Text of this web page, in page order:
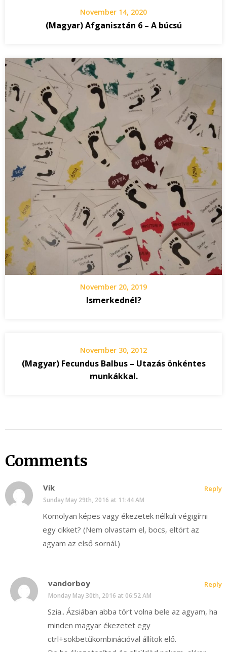
November 14, 2020
(Magyar) Afganisztán 6 – A búcsú
November 20, 2019
Ismerkednél?
November 30, 2012
(Magyar) Fecundus Balbus – Utazás önkéntes
munkákkal.
Comments
Vik
Sunday May 29th, 2016 at 11:44 AM
Komolyan képes vagy ékezetek nélküli végigírni
egy cikket? (Nem olvastam el, bocs, eltört az
agyam az első sornál.)
Reply
vandorboy
Monday May 30th, 2016 at 06:52 AM
Szia.. Ázsiában abba tört volna bele az agyam, ha
minden magyar ékezetet egy
ctrl+sokbetűkombinációval állítok elő.
Reply